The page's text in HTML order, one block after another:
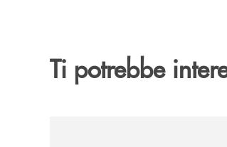
Ti potrebbe